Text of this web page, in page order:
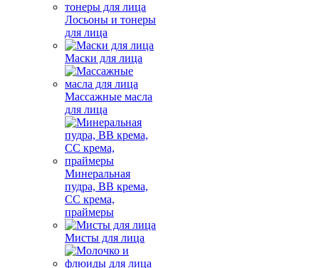
Лосьоны и тонеры
для лица
Маски для лица
Массажные масла
для лица
Минеральная
пудра, BB крема,
СС крема,
праймеры
Мисты для лица